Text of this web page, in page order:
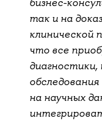
так и на
клинической
что все
диагностики,
на научных